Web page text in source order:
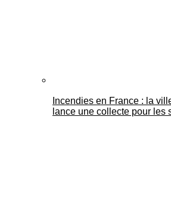
Incendies en France : la
lance une collecte pour les